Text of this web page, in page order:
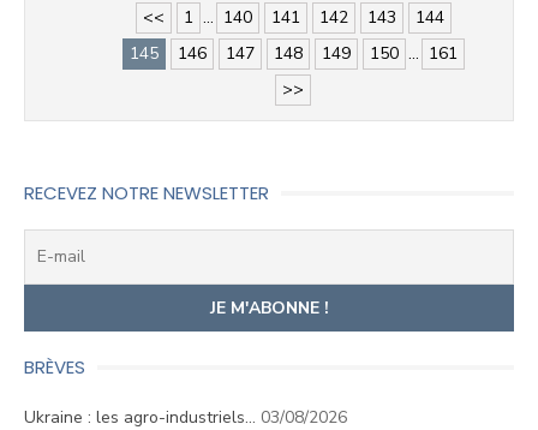
<< 1 ... 140 141 142 143
144
145
146 147 148 149 150 ... 161
>>
RECEVEZ NOTRE NEWSLETTER
BRÈVES
Ukraine : les agro-industriels… 03/08/2026